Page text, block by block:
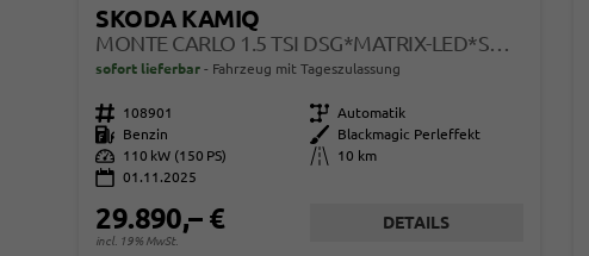
SKODA KAMIQ
sofort lieferbar Fahrzeug mit Tageszulassung
Fahrzeugnr. 108901 Getriebe Automatik
Kraftstoff
Benzin Außenfarbe
Blackmagic Perleffekt
Leistung
110 kW (150 PS) Kilometerstand
10 km
01.11.2025
29.890,– €
incl. 19% MwSt.
DETAILS